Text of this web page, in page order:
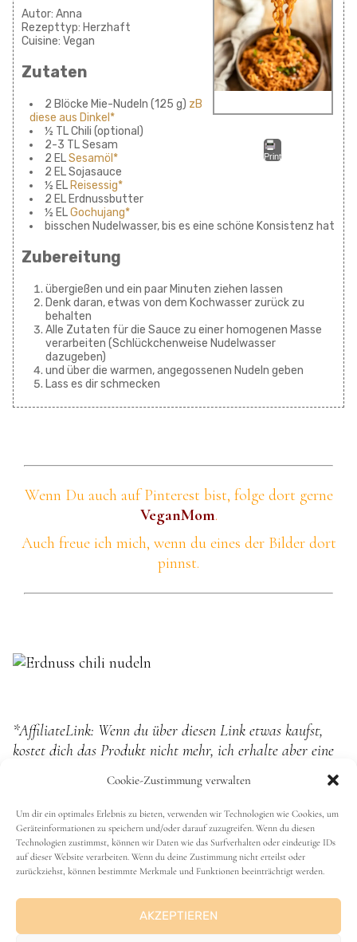
Cookie-Zustimmung verwalten
Um dir ein optimales Erlebnis zu bieten, verwenden wir Technologien wie Cookies, um
Geräteinformationen zu speichern und/oder darauf zuzugreifen. Wenn du diesen
Technologien zustimmst, können wir Daten wie das Surfverhalten oder eindeutige IDs
auf dieser Website verarbeiten. Wenn du deine Zustimmung nicht erteilst oder
zurückziehst, können bestimmte Merkmale und Funktionen beeinträchtigt werden.
AKZEPTIEREN
Print
Autor: Anna
Rezepttyp: Herzhaft
Cuisine: Vegan
Zutaten
2 Blöcke Mie-Nudeln (125 g) zB
diese aus Dinkel*
½ TL Chili (optional)
2-3 TL Sesam
2 ELSesamöl*
2 EL Sojasauce
½ EL Reisessig*
2 EL Erdnussbutter
½ ELGochujang*
bisschen Nudelwasser, bis es eine schöne Konsistenz hat
Zubereitung
übergießen und ein paar Minuten ziehen lassen
Denk daran, etwas von dem Kochwasser zurück zu
behalten
Alle Zutaten für die Sauce zu einer homogenen Masse
verarbeiten (Schlückchenweise Nudelwasser
dazugeben)
und über die warmen, angegossenen Nudeln geben
Lass es dir schmecken
Wenn Du auch auf Pinterest bist, folge dort gerne
VeganMom.
Auch freue ich mich, wenn du eines der Bilder dort
pinnst.
*AffiliateLink: Wenn du über diesen Link etwas kaufst,
kostet dich das Produkt nicht mehr, ich erhalte aber eine
Ich freu mich über eine Bewertung
Klicke einfach auf die Sterne
Durchschnittliche Bewertung4.4/ 5. Anzahl
Bewertungen:41